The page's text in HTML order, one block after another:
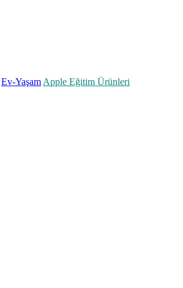
Ev-Yaşam Apple Eğitim Ürünleri